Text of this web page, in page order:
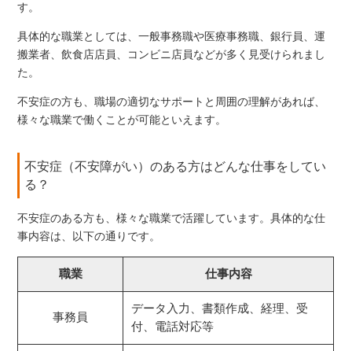
す。
具体的な職業としては、一般事務職や医療事務職、銀行員、運
搬業者、飲食店店員、コンビニ店員などが多く見受けられまし
た。
不安症の方も、職場の適切なサポートと周囲の理解があれば、
様々な職業で働くことが可能といえます。
不安症（不安障がい）のある方はどんな仕事をしてい
る？
不安症のある方も、様々な職業で活躍しています。具体的な仕
事内容は、以下の通りです。
職業 仕事内容
事務員
データ入力、書類作成、経理、受
付、電話対応等